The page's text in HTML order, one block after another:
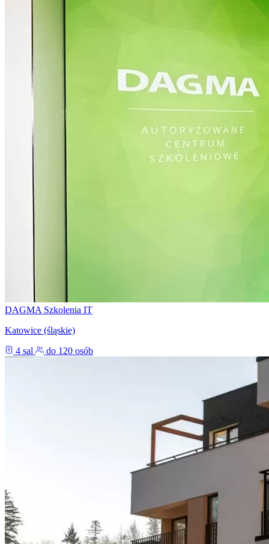
DAGMA Szkolenia IT
Katowice (śląskie)
4 sal
do 120 osób